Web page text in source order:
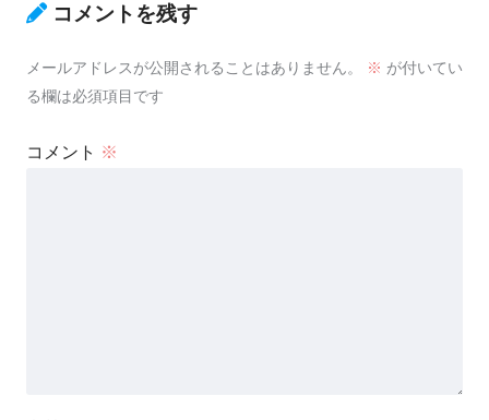
コメントを残す
メールアドレスが公開されることはありません。 ※ が付いてい
る欄は必須項目です
コメント ※